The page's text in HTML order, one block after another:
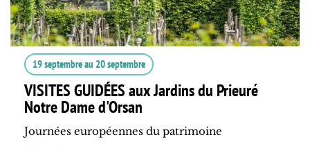
19 septembreau 20 septembre
VISITES GUIDÉES aux Jardins du Prieuré
Notre Dame d'Orsan
Journées européennes du patrimoine